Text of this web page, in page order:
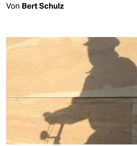
Von Bert Schulz